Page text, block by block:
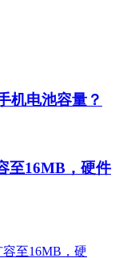
机电池容量？
至16MB，硬件